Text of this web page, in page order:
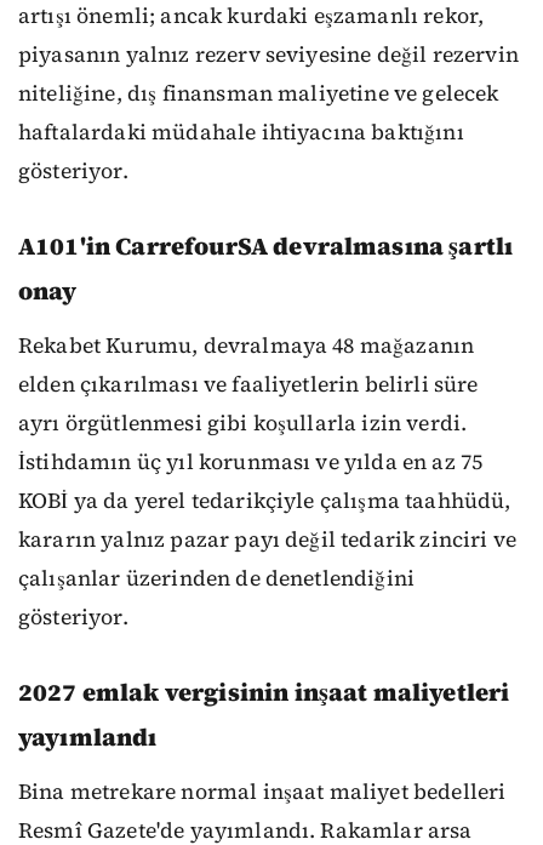
artışı önemli; ancak kurdaki eşzamanlı rekor,
piyasanın yalnız rezerv seviyesine değil rezervin
niteliğine, dış finansman maliyetine ve gelecek
haftalardaki müdahale ihtiyacına baktığını
gösteriyor.
A101'in CarrefourSA devralmasına şartlı
onay
Rekabet Kurumu, devralmaya 48 mağazanın
elden çıkarılması ve faaliyetlerin belirli süre
ayrı örgütlenmesi gibi koşullarla izin verdi.
İstihdamın üç yıl korunması ve yılda en az 75
KOBİ ya da yerel tedarikçiyle çalışma taahhüdü,
kararın yalnız pazar payı değil tedarik zinciri ve
çalışanlar üzerinden de denetlendiğini
gösteriyor.
2027 emlak vergisinin inşaat maliyetleri
yayımlandı
Bina metrekare normal inşaat maliyet bedelleri
Resmî Gazete'de yayımlandı. Rakamlar arsa